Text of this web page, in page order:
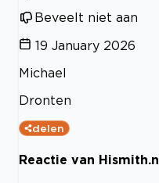
Beveelt niet aan
19 January 2026
Michael
Dronten
delen
Reactie van Hismith.nl